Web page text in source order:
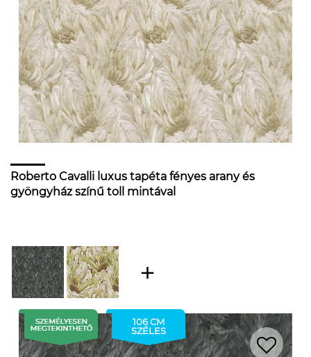
Roberto Cavalli luxus tapéta fényes arany és
gyöngyház színű toll mintával
106 CM
SZÉLES